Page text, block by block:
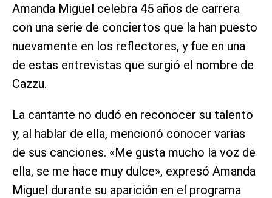
Amanda Miguel celebra 45 años de carrera
con una serie de conciertos que la han puesto
nuevamente en los reflectores, y fue en una
de estas entrevistas que surgió el nombre de
Cazzu.
La cantante no dudó en reconocer su talento
y, al hablar de ella, mencionó conocer varias
de sus canciones. «Me gusta mucho la voz de
ella, se me hace muy dulce», expresó Amanda
Miguel durante su aparición en el programa